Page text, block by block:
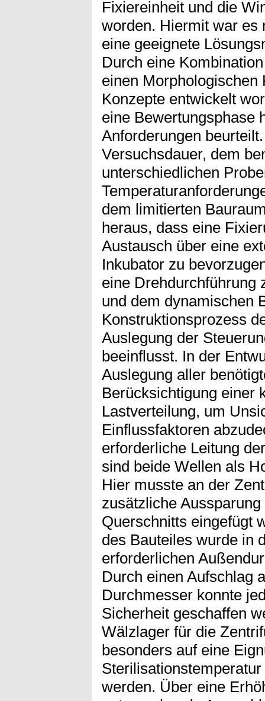
Fixiereinheit und die
worden. Hiermit war es
eine geeignete
Durch eine
einen Morphologischen
Konzepte entwickelt
eine Bewertungsphase
Anforderungen
Versuchsdauer, dem
unterschiedlichen
dem limitierten
heraus, dass eine
Austausch über eine
Inkubator zu
eine Drehdurchführung
und dem dynamischen
Konstruktionsprozess
Auslegung der
beeinflusst. In der
Auslegung aller
Berücksichtigung einer
Lastverteilung, um
Einflussfaktoren
erforderliche Leitung
sind beide Wellen als
Hier musste an der
zusätzliche
Querschnitts eingefügt
des Bauteiles wurde in
erforderlichen
Durch einen Aufschlag
Durchmesser konnte
Sicherheit geschaffen
Wälzlager für die
besonders auf eine
werden. Über eine